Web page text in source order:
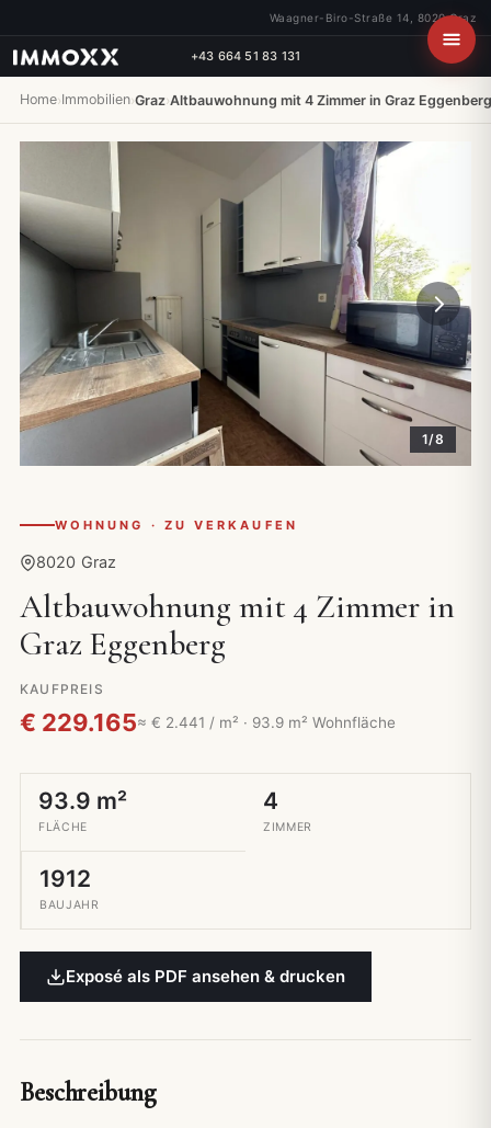
Waagner-Biro-Straße 14, 8020 Graz
+43 664 51 83 131
Home›Immobilien›Graz›Altbauwohnung mit 4 Zimmer in Graz Eggenberg
1/8
WOHNUNG · ZU VERKAUFEN
8020 Graz
Altbauwohnung mit 4 Zimmer in
Graz Eggenberg
KAUFPREIS
€ 229.165≈ € 2.441 / m² · 93.9 m² Wohnfläche
93.9 m²
FLÄCHE
4
ZIMMER
1912
BAUJAHR
Exposé als PDF ansehen & drucken
Beschreibung